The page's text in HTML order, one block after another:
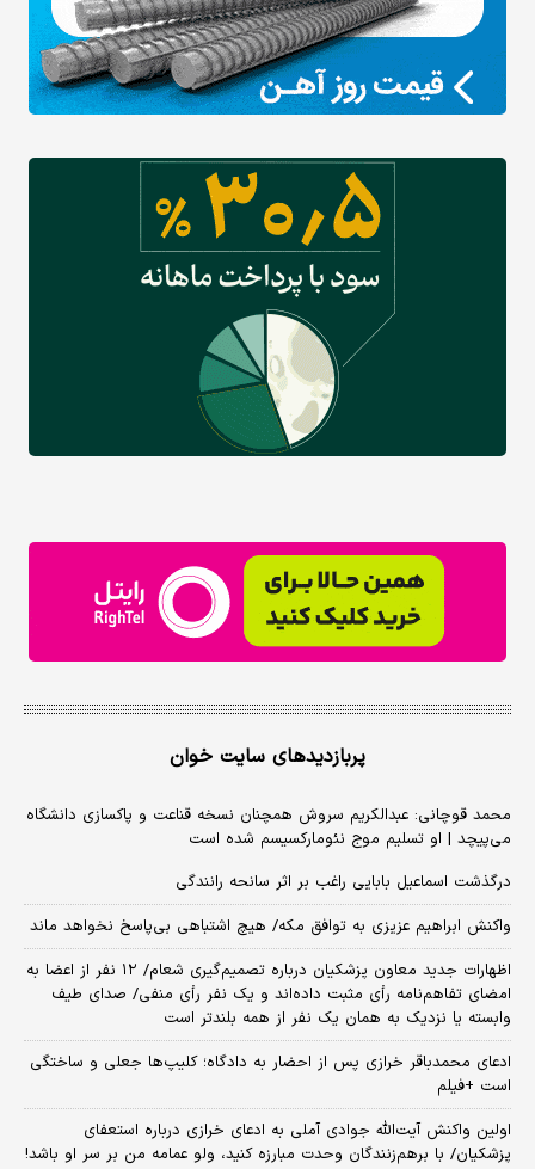
پربازدیدهای سایت خوان
محمد قوچانی: عبدالکریم سروش همچنان نسخه قناعت و پاکسازی دانشگاه
می‌پیچد | او تسلیم موج نئومارکسیسم شده است
درگذشت اسماعیل بابایی راغب بر اثر سانحه رانندگی
واکنش ابراهیم عزیزی به توافق مکه/ هیچ اشتباهی بی‌پاسخ نخواهد ماند
اظهارات جدید معاون پزشکیان درباره تصمیم‌گیری شعام/ ۱۲ نفر از اعضا به
امضای تفاهم‌نامه رأی مثبت داده‌اند و یک نفر رأی منفی/ صدای طیف
وابسته یا نزدیک به همان یک نفر از همه بلندتر است
ادعای محمدباقر خرازی پس از احضار به دادگاه؛ کلیپ‌ها جعلی و ساختگی
است +فیلم
اولین واکنش آیت‌الله جوادی آملی به ادعای خرازی درباره استعفای
پزشکیان/ با برهم‌زنندگان وحدت مبارزه کنید، ولو عمامه من بر سر او باشد!